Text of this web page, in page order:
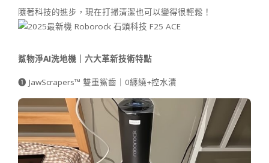
隨著科技的進步，現在打掃清潔也可以變得很輕鬆！
鯊物淨AI洗地機｜六大革新技術特點
➊ JawScrapers™ 雙重鯊齒｜0纏繞+控水漬